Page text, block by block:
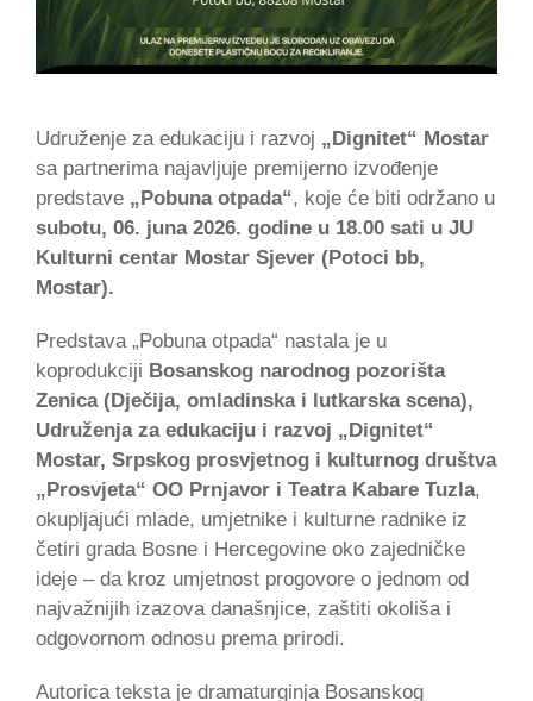
Udruženje za edukaciju i razvoj „Dignitet“ Mostar
sa partnerima najavljuje premijerno izvođenje
predstave „Pobuna otpada“, koje će biti održano u
subotu, 06. juna 2026. godine u 18.00 sati u JU
Kulturni centar Mostar Sjever (Potoci bb,
Mostar).
Predstava „Pobuna otpada“ nastala je u
koprodukciji Bosanskog narodnog pozorišta
Zenica (Dječija, omladinska i lutkarska scena),
Udruženja za edukaciju i razvoj „Dignitet“
Mostar, Srpskog prosvjetnog i kulturnog društva
„Prosvjeta“ OO Prnjavor i Teatra Kabare Tuzla,
okupljajući mlade, umjetnike i kulturne radnike iz
četiri grada Bosne i Hercegovine oko zajedničke
ideje – da kroz umjetnost progovore o jednom od
najvažnijih izazova današnjice, zaštiti okoliša i
odgovornom odnosu prema prirodi.
Autorica teksta je dramaturginja Bosanskog